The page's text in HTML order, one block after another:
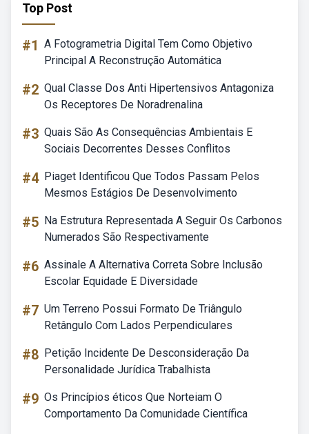
Top Post
#1 A Fotogrametria Digital Tem Como Objetivo
Principal A Reconstrução Automática
#2 Qual Classe Dos Anti Hipertensivos Antagoniza
Os Receptores De Noradrenalina
#3 Quais São As Consequências Ambientais E
Sociais Decorrentes Desses Conflitos
#4 Piaget Identificou Que Todos Passam Pelos
Mesmos Estágios De Desenvolvimento
#5 Na Estrutura Representada A Seguir Os Carbonos
Numerados São Respectivamente
#6 Assinale A Alternativa Correta Sobre Inclusão
Escolar Equidade E Diversidade
#7 Um Terreno Possui Formato De Triângulo
Retângulo Com Lados Perpendiculares
#8 Petição Incidente De Desconsideração Da
Personalidade Jurídica Trabalhista
#9 Os Princípios éticos Que Norteiam O
Comportamento Da Comunidade Científica